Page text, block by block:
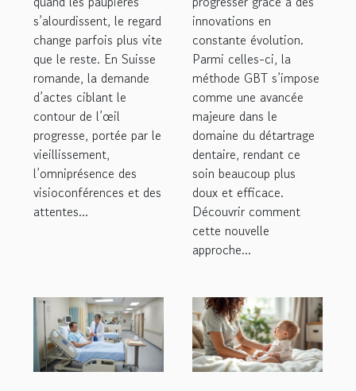
s’alourdissent, le regard
change parfois plus vite
que le reste. En Suisse
romande, la demande
d’actes ciblant le
contour de l’œil
progresse, portée par le
vieillissement,
l’omniprésence des
visioconférences et des
attentes...
innovations en
constante évolution.
Parmi celles-ci, la
méthode GBT s’impose
comme une avancée
majeure dans le
domaine du détartrage
dentaire, rendant ce
soin beaucoup plus
doux et efficace.
Découvrir comment
cette nouvelle
approche...